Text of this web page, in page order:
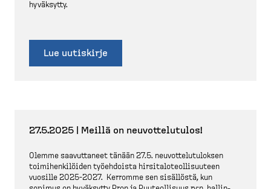
hyväksytty.
Lue uutiskirje
27.5.2025 | Meillä on neuvot­te­lutulos!
Olemme saavut­taneet tänään 27.5. neuvot­te­lu­tu­loksen
toimihen­ki­löiden työehdoista hirsita­lo­teol­li­suuteen
vuosille 2025-2027. Kerromme sen sisällöstä, kun